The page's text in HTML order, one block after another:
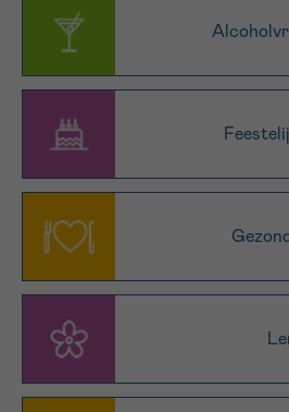
VOORNAAM
Ja, stuur mij de nieuwsbrief
Verder